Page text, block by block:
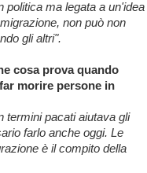
politica ma legata a un'idea
non può non
gli altri".
cosa prova quando
morire persone in
termini pacati aiutava gli
farlo anche oggi. Le
è il compito della